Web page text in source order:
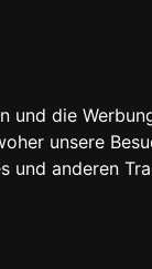
die
unsere
und anderen